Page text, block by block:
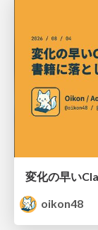
変化の早い
oikon48